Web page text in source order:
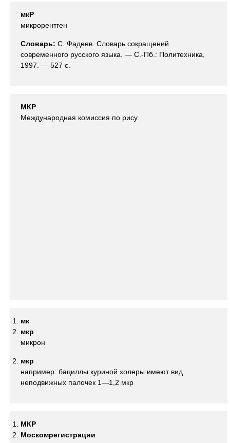
мкР
микрорентген
Словарь: С. Фадеев. Словарь сокращений
современного русского языка. — С.-Пб.: Политехника,
1997. — 527 с.
МКР
Международная комиссия по рису
мк
мкр
микрон
мкр
например: бациллы куриной холеры имеют вид
неподвижных палочек 1—1,2 мкр
МКР
Москомрегистрации